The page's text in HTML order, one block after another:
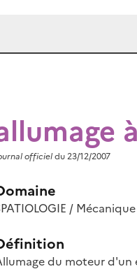
officieldu 23/12/2007
/
du moteur d'un